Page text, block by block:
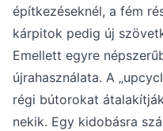
építkezéseknél, a fém
kárpitok pedig új
Emellett egyre
újrahasználata. A
régi bútorokat
nekik. Egy kidobásra